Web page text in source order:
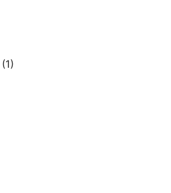
(1)